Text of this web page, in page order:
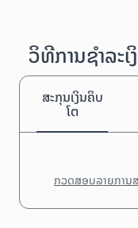
ວິທີການຊຳລະເ
ສະກຸນເງິນຄິບ
ໂຕ
ກວດສອບລາຍການ